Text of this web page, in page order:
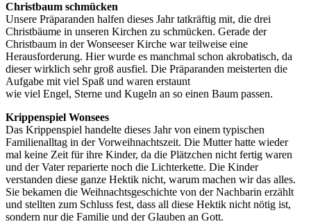
Christbaum schmücken
Unsere Präparanden halfen dieses Jahr tatkräftig mit, die drei
Christbäume in unseren Kirchen zu schmücken. Gerade der
Christbaum in der Wonseeser Kirche war teilweise eine
Herausforderung. Hier wurde es manchmal schon akrobatisch, da
dieser wirklich sehr groß ausfiel. Die Präparanden meisterten die
Aufgabe mit viel Spaß und waren erstaunt
wie viel Engel, Sterne und Kugeln an so einen Baum passen.
Krippenspiel Wonsees
Das Krippenspiel handelte dieses Jahr von einem typischen
Familienalltag in der Vorweihnachtszeit. Die Mutter hatte wieder
mal keine Zeit für ihre Kinder, da die Plätzchen nicht fertig waren
und der Vater reparierte noch die Lichterkette. Die Kinder
verstanden diese ganze Hektik nicht, warum machen wir das alles.
Sie bekamen die Weihnachtsgeschichte von der Nachbarin erzählt
und stellten zum Schluss fest, dass all diese Hektik nicht nötig ist,
sondern nur die Familie und der Glauben an Gott.